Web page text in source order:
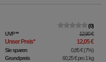
0
UVP** 12,90 €
Unser Preis* 12,05 €
Sie sparen 0,85 €(7%)
Grundpreis
60,25 €pro 1 kg